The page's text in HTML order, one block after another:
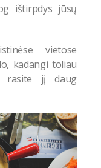
ištirpdys jūsų
vietose
kadangi toliau
rasite jį daug